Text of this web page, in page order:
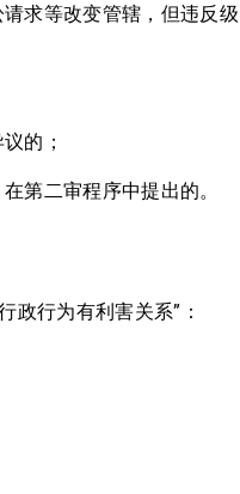
求等改变管辖，但违反级
的；
第二审程序中提出的。
政行为有利害关系”：